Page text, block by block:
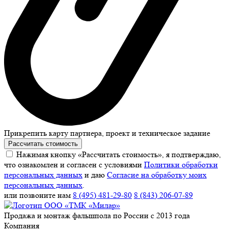
Прикрепить карту партнера, проект и техническое задание
Рассчитать стоимость
Нажимая кнопку «Рассчитать стоимость», я подтверждаю,
что ознакомлен и согласен с условиями Политики обработки
персональных данных и даю Согласие на обработку моих
персональных данных.
или позвоните нам 8 (495) 481-29-80 8 (843) 206-07-89
Продажа и монтаж фальшпола по России с 2013 года
Компания